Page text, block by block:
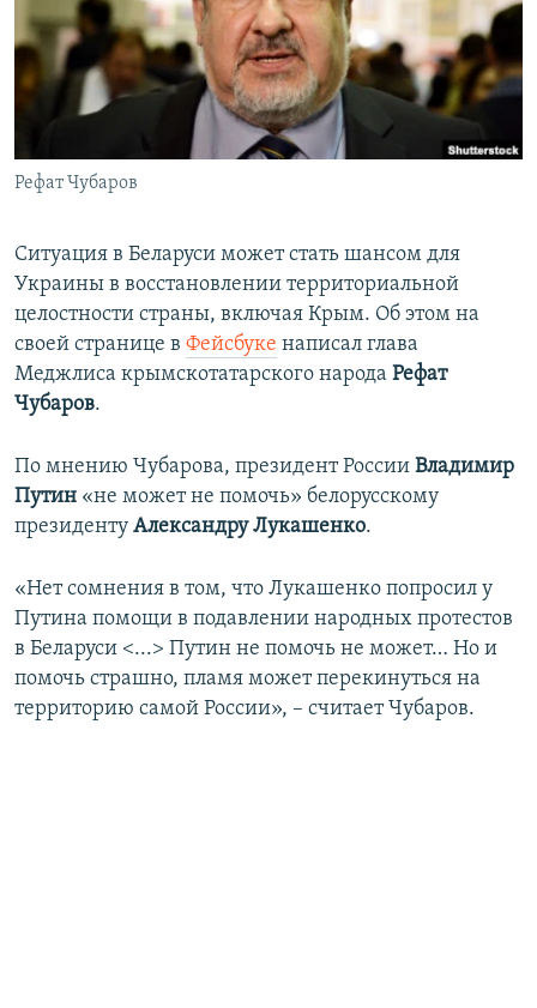
ПОБЕДИТЕЛЕЙ НЕ СУДЯТ?
КРЫМ.НЕПОКОРЕННЫЙ
ELIFBE
УКРАИНСКАЯ ПРОБЛЕМА КРЫМА
ПРИСОЕДИНЯЙТЕСЬ!
Все сайты RFE/RL
Рефат Чубаров
Ситуация в Беларуси может стать шансом для
Украины в восстановлении территориальной
целостности страны, включая Крым. Об этом на
своей странице в Фейсбуке написал глава
Меджлиса крымскотатарского народа Рефат
Чубаров.
По мнению Чубарова, президент России Владимир
Путин «не может не помочь» белорусскому
президенту Александру Лукашенко.
«Нет сомнения в том, что Лукашенко попросил у
Путина помощи в подавлении народных протестов
в Беларуси <...> Путин не помочь не может… Но и
помочь страшно, пламя может перекинуться на
территорию самой России», – считает Чубаров.